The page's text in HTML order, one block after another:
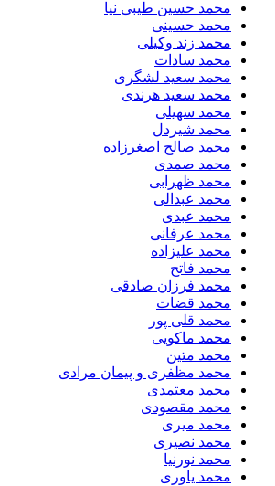
محمد حسین طیبی نیا
محمد حسینی
محمد زند وکیلی
محمد سادات
محمد سعید لشگری
محمد سعید هرندی
محمد سهیلی
​محمد شیردل
محمد صالح اصغرزاده
محمد صمدی
محمد ظهرابی
محمد عبدالی
محمد عبدی
محمد عرفانی
محمد علیزاده
محمد فاتح
محمد فرزان صادقی
محمد قضات
محمد قلی پور
محمد ماکویی
محمد متین
محمد مظفری و پیمان مرادی
محمد معتمدی
محمد مقصودی
محمد میری
محمد نصیری
محمد نورنیا
محمد یاوری